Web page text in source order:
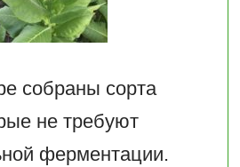
собраны сорта
не требуют
ферментации.